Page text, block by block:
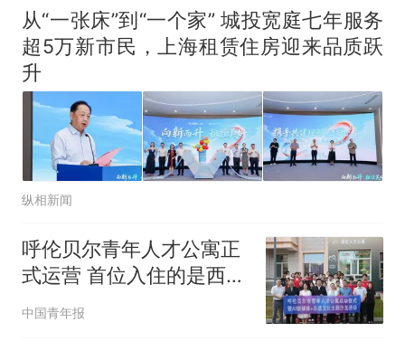
从“一张床”到“一个家” 城投宽庭七年服务
超5万新市民，上海租赁住房迎来品质跃
升
纵相新闻
呼伦贝尔青年人才公寓正
式运营 首位入住的是西部
计划志愿者
中国青年报